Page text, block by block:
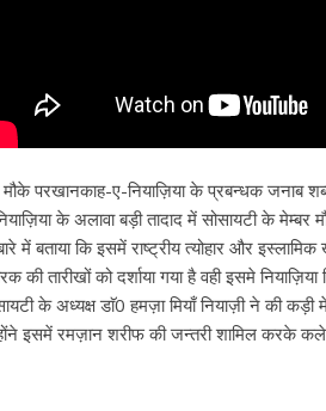
परखानकाह-ए-नियाज़िया के प्रबन्धक जनाब
के अलावा बड़ी तादाद में सोसायटी के
में बताया कि इसमें राष्ट्रीय त्योहार और
की तारीखों को दर्शाया गया है वही इसमे
के अध्यक्ष डाॅ0 हमज़ा मियाँ नियाज़ी ने की
इसमें रमज़ान शरीफ की जन्तरी शामिल करके